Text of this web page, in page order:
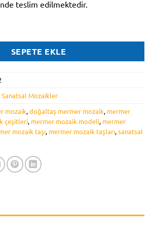
teslim edilmektedir.
SEPETE EKLE
Sanatsal Mozaikler
mozaik,doğaltaş mermer mozaik, mermer
çeşitleri, mermer mozaik modeli, mermer
mozaik taşı, mermer mozaik taşları,sanatsal